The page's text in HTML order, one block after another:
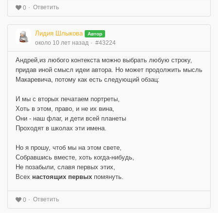
0 Ответить
Лидия Шлыкова Автор
около 10 лет назад #43224
Андрей,из любого контекста можно выбрать любую строку,
придав иной смысл идеи автора. Но может продолжить мысль
Макаревича, потому как есть следующий обзац:
И мы с вторых печатаем портреты,
Хоть в этом, право, и не их вина,
Они - наш флаг, и дети всей планеты
Проходят в школах эти имена.
Но я прошу, чтоб мы на этом свете,
Собравшись вместе, хоть когда-нибудь,
Не позабыли, славя первых этих,
Всех настоящих первых помянуть.
0 Ответить